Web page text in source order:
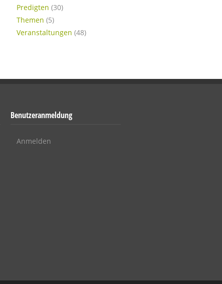
Predigten (30)
Themen (5)
Veranstaltungen (48)
Benutzeranmeldung
Anmelden